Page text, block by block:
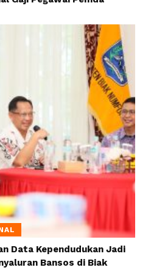
Data Kependudukan Jadi
Bansos di Biak